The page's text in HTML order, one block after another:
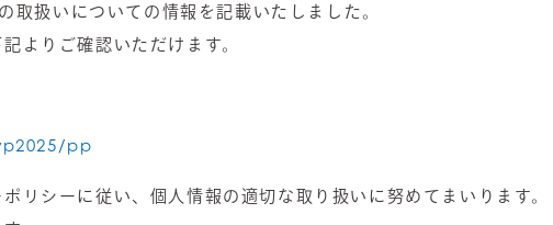
扱いについての情報を記載いたしました。
よりご確認いただけます。
pp
リシーに従い、個人情報の適切な取り扱いに努めてまいります。